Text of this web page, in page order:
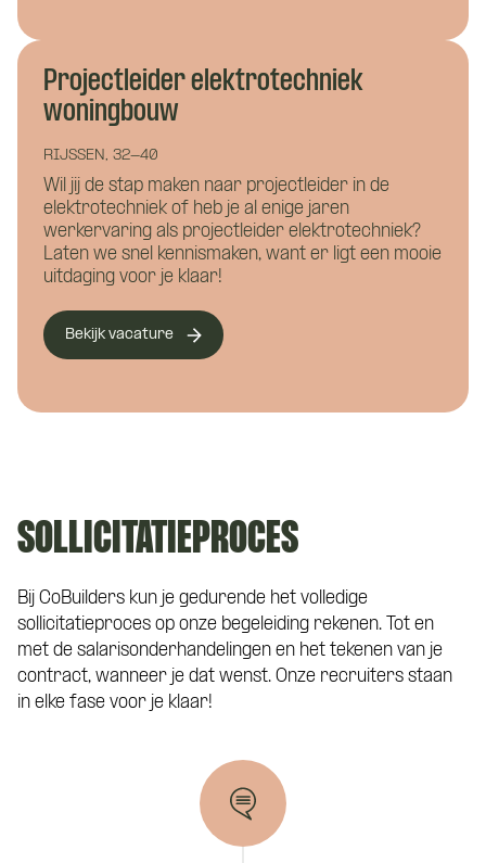
Projectleider elektrotechniek
woningbouw
RIJSSEN, 32-40
Wil jij de stap maken naar projectleider in de
elektrotechniek of heb je al enige jaren
werkervaring als projectleider elektrotechniek?
Laten we snel kennismaken, want er ligt een mooie
uitdaging voor je klaar!
Bekijk vacature
SOLLICITATIEPROCES
Bij CoBuilders kun je gedurende het volledige
sollicitatieproces op onze begeleiding rekenen. Tot en
met de salarisonderhandelingen en het tekenen van je
contract, wanneer je dat wenst. Onze recruiters staan
in elke fase voor je klaar!
Installatietechniek
Hoe kunnen we je helpen?
Hoe kunnen we je bereiken?
Eén van onze adviseurs staat je graag te
met CoBuilders.
Vacature:
Projectleider
elektrotechniek
utiliteit
Naam*
E-mailadres*
Telefoonnummer*
Curriculum Vitae (niet verplicht)
Motivatie (niet verplicht)